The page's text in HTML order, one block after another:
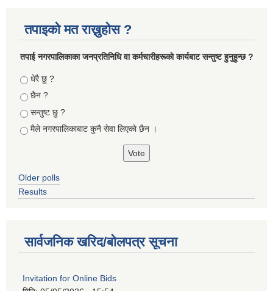
तपाइको मत राख्नुहोस ?
तपा‌ई नगरपालिकाका जनप्रतिनिधि वा कर्मचारीहरूकाे कार्यबाट सन्तुष्ट हुनुहुन्छ ?
Choices
धेरै छु ?
छैन ?
सन्तुष्ट छु ?
मैले नगरपालिकाबाट कुनै सेवा लिएकाे छैन ।
Older polls
Results
सार्वजनिक खरिद/बोलपत्र सूचना
Invitation for Online Bids